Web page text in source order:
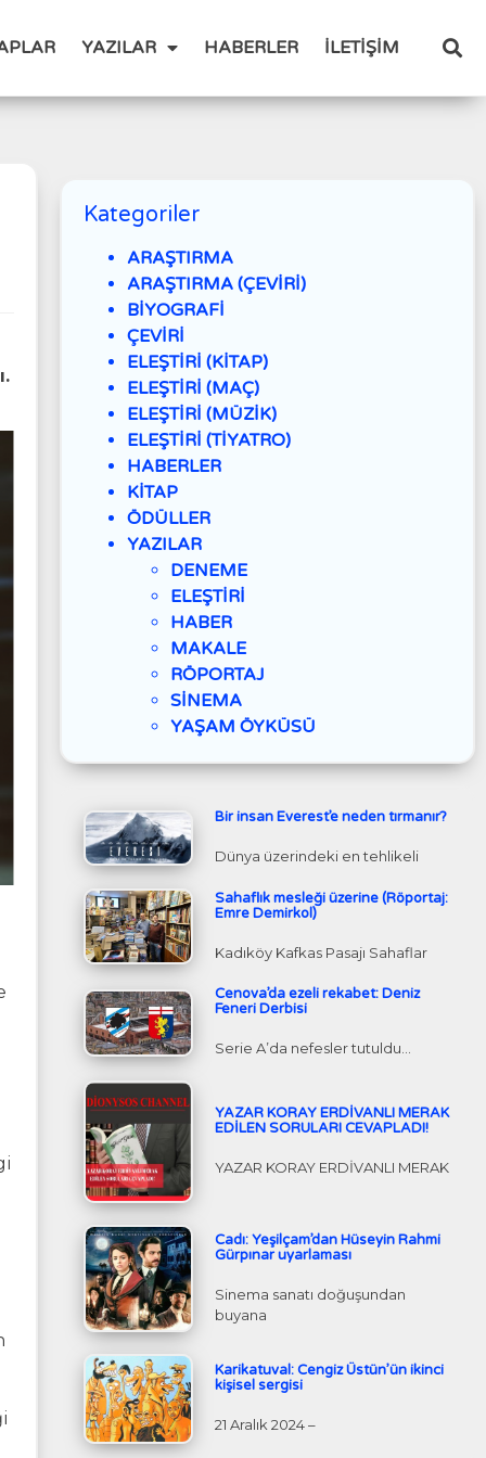
YAZILAR HABERLER İLETİŞİM
Kategoriler
ARAŞTIRMA
ARAŞTIRMA (ÇEVİRİ)
BİYOGRAFİ
ÇEVİRİ
ELEŞTİRİ (KİTAP)
ELEŞTİRİ (MAÇ)
ELEŞTİRİ (MÜZİK)
ELEŞTİRİ (TİYATRO)
HABERLER
KİTAP
ÖDÜLLER
YAZILAR
DENEME
ELEŞTİRİ
HABER
MAKALE
RÖPORTAJ
SİNEMA
YAŞAM ÖYKÜSÜ
Bir insan Everest’e neden tırmanır?
Dünya üzerindeki en tehlikeli
Sahaflık mesleği üzerine (Röportaj:
Emre Demirkol)
Kadıköy Kafkas Pasajı Sahaflar
Cenova’da ezeli rekabet: Deniz
Feneri Derbisi
Serie A’da nefesler tutuldu…
YAZAR KORAY ERDİVANLI MERAK
EDİLEN SORULARI CEVAPLADI!
YAZAR KORAY ERDİVANLI MERAK
Cadı: Yeşilçam’dan Hüseyin Rahmi
Gürpınar uyarlaması
Sinema sanatı doğuşundan
buyana
Karikatuval: Cengiz Üstün’ün ikinci
kişisel sergisi
21 Aralık 2024 –